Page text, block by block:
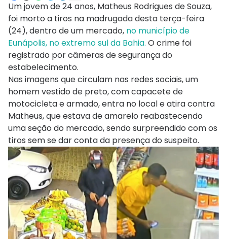
Um jovem de 24 anos, Matheus Rodrigues de Souza,
foi morto a tiros na madrugada desta terça-feira
(24), dentro de um mercado, no município de
Eunápolis, no extremo sul da Bahia. O crime foi
registrado por câmeras de segurança do
estabelecimento.
Nas imagens que circulam nas redes sociais, um
homem vestido de preto, com capacete de
motocicleta e armado, entra no local e atira contra
Matheus, que estava de amarelo reabastecendo
uma seção do mercado, sendo surpreendido com os
tiros sem se dar conta da presença do suspeito.